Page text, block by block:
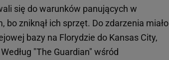
się do warunków panujących w
zniknął ich sprzęt. Do zdarzenia miało
bazy na Florydzie do Kansas City,
"The Guardian" wśród